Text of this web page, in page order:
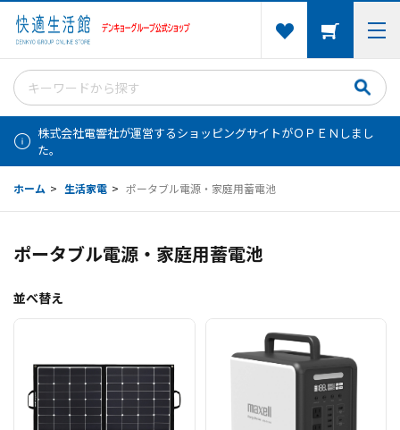
株式会社電響社が運営するショッピングサイトがＯＰＥＮしまし
た。
ホーム > 生活家電 > ポータブル電源・家庭用蓄電池
ポータブル電源・家庭用蓄電池
並べ替え